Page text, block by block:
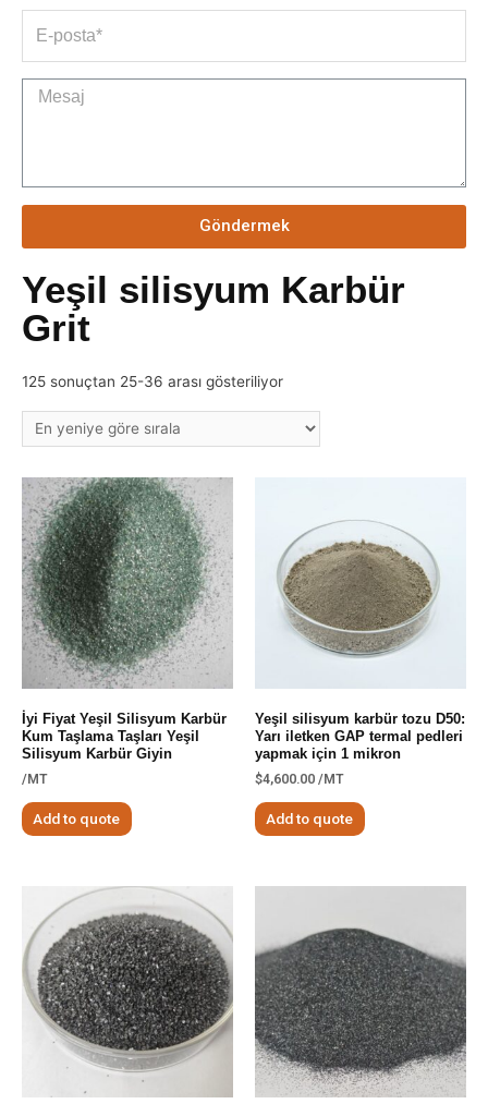
Göndermek
Yeşil silisyum Karbür
Grit
125 sonuçtan 25-36 arası gösteriliyor
İyi Fiyat Yeşil Silisyum Karbür
Kum Taşlama Taşları Yeşil
Silisyum Karbür Giyin
/MT
Add to quote
Yeşil silisyum karbür tozu D50:
Yarı iletken GAP termal pedleri
yapmak için 1 mikron
$4,600.00 /MT
Add to quote